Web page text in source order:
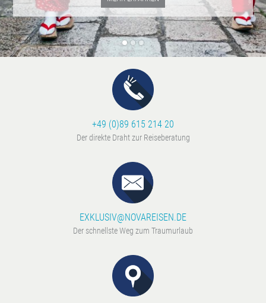
+49 (0)89 615 214 20
Der direkte Draht zur Reiseberatung
EXKLUSIV@NOVAREISEN.DE
Der schnellste Weg zum Traumurlaub